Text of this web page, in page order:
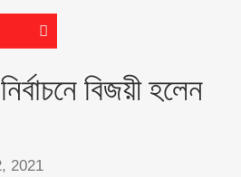
বিজয়ী হলেন
2021